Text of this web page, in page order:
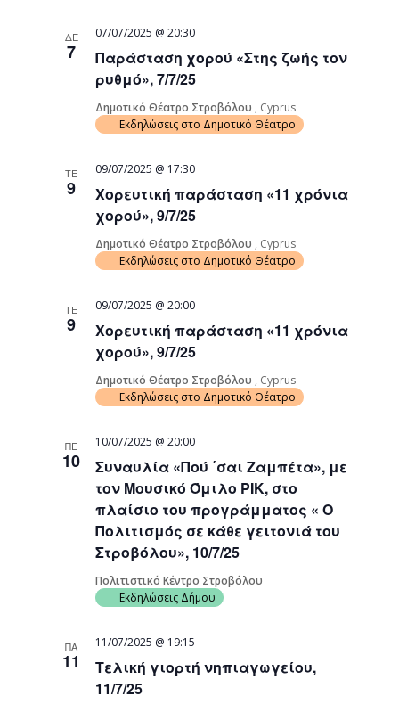
ΔΕ
7
Παράσταση χορού «Στης ζωής τον
ρυθμό», 7/7/25
07/07/2025 @ 20:30
Δημοτικό Θέατρο Στροβόλου , Cyprus
Εκδηλώσεις στο Δημοτικό Θέατρο
ΤΕ
9
Χορευτική παράσταση «11 χρόνια
χορού», 9/7/25
09/07/2025 @ 17:30
Δημοτικό Θέατρο Στροβόλου , Cyprus
Εκδηλώσεις στο Δημοτικό Θέατρο
ΤΕ
9
Χορευτική παράσταση «11 χρόνια
χορού», 9/7/25
09/07/2025 @ 20:00
Δημοτικό Θέατρο Στροβόλου , Cyprus
Εκδηλώσεις στο Δημοτικό Θέατρο
ΠΕ
10
Συναυλία «Πού ΄σαι Ζαμπέτα», με
τον Μουσικό Όμιλο ΡΙΚ, στο
πλαίσιο του προγράμματος « Ο
Πολιτισμός σε κάθε γειτονιά του
Στροβόλου», 10/7/25
10/07/2025 @ 20:00
Πολιτιστικό Κέντρο Στροβόλου
Εκδηλώσεις Δήμου
ΠΑ
11
Τελική γιορτή νηπιαγωγείου,
11/7/25
11/07/2025 @ 19:15